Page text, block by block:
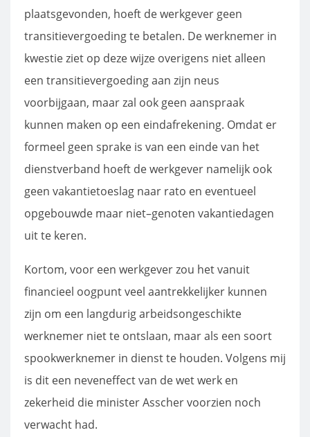
plaatsgevonden, hoeft de werkgever geen
transitievergoeding te betalen. De werknemer in
kwestie ziet op deze wijze overigens niet alleen
een transitievergoeding aan zijn neus
voorbijgaan, maar zal ook geen aanspraak
kunnen maken op een eindafrekening. Omdat er
formeel geen sprake is van een einde van het
dienstverband hoeft de werkgever namelijk ook
geen vakantietoeslag naar rato en eventueel
opgebouwde maar niet–genoten vakantiedagen
uit te keren.
Kortom, voor een werkgever zou het vanuit
financieel oogpunt veel aantrekkelijker kunnen
zijn om een langdurig arbeidsongeschikte
werknemer niet te ontslaan, maar als een soort
spookwerknemer in dienst te houden. Volgens mij
is dit een neveneffect van de wet werk en
zekerheid die minister Asscher voorzien noch
verwacht had.